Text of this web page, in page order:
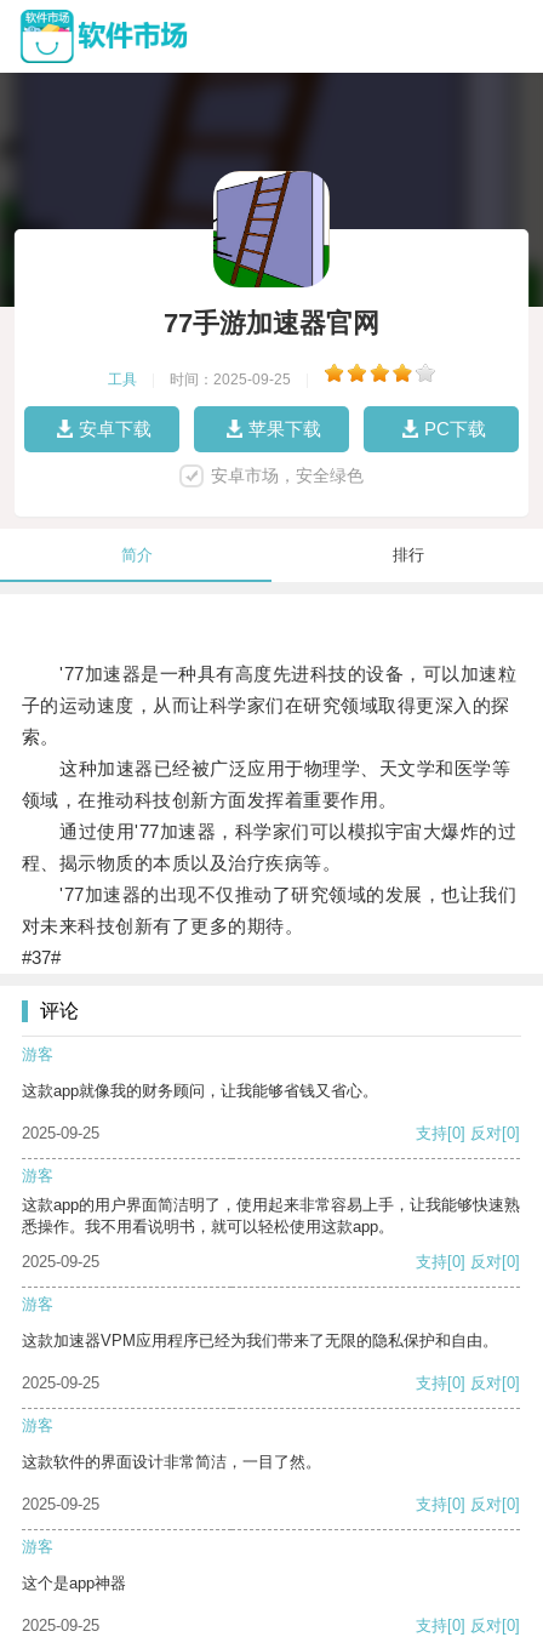
77手游加速器官网
工具 时间：2025-09-25
安卓下载 苹果下载 PC下载
安卓市场，安全绿色
简介 排行
'77加速器是一种具有高度先进科技的设备，可以加速粒
子的运动速度，从而让科学家们在研究领域取得更深入的探
索。
这种加速器已经被广泛应用于物理学、天文学和医学等
领域，在推动科技创新方面发挥着重要作用。
通过使用'77加速器，科学家们可以模拟宇宙大爆炸的过
程、揭示物质的本质以及治疗疾病等。
'77加速器的出现不仅推动了研究领域的发展，也让我们
对未来科技创新有了更多的期待。
#37#
评论
游客
这款app就像我的财务顾问，让我能够省钱又省心。
2025-09-25 支持[0] 反对[0]
游客
这款app的用户界面简洁明了，使用起来非常容易上手，让我能够快速熟
悉操作。我不用看说明书，就可以轻松使用这款app。
2025-09-25
支持[0] 反对[0]
游客
这款加速器VPM应用程序已经为我们带来了无限的隐私保护和自由。
2025-09-25 支持[0] 反对[0]
游客
这款软件的界面设计非常简洁，一目了然。
2025-09-25 支持[0] 反对[0]
游客
这个是app神器
2025-09-25 支持[0] 反对[0]